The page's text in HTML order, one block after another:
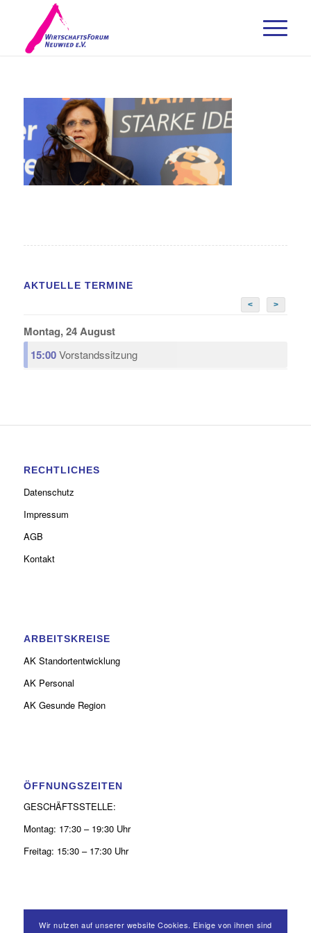
AKTUELLE TERMINE
< >
Montag, 24 August
15:00Vorstandssitzung
RECHTLICHES
Datenschutz
Impressum
AGB
Kontakt
ARBEITSKREISE
AK Standortentwicklung
AK Personal
AK Gesunde Region
ÖFFNUNGSZEITEN
GESCHÄFTSSTELLE:
Montag: 17:30 – 19:30 Uhr
Freitag: 15:30 – 17:30 Uhr
Wir nutzen auf unserer website Cookies. Einige von ihnen sind